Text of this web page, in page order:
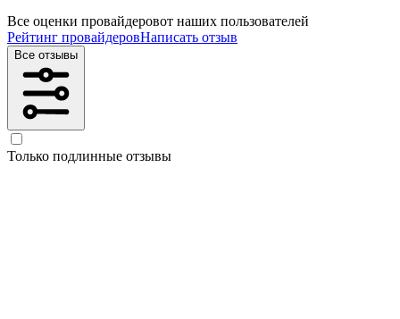
Все оценки провайдеровот наших пользователей
Рейтинг провайдеровНаписать отзыв
Все отзывы
Только подлинные отзывы